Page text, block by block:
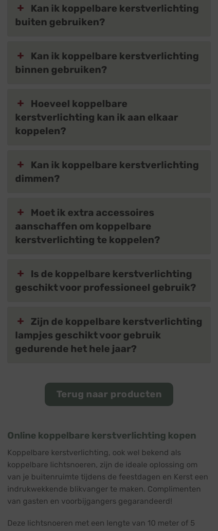
Kan ik koppelbare kerstverlichting
buiten gebruiken?
Kan ik koppelbare kerstverlichting
binnen gebruiken?
Hoeveel koppelbare
kerstverlichting kan ik aan elkaar
koppelen?
Kan ik koppelbare kerstverlichting
dimmen?
Moet ik extra accessoires
aanschaffen om koppelbare
kerstverlichting te koppelen?
Is de koppelbare kerstverlichting
geschikt voor professioneel gebruik?
Zijn de koppelbare kerstverlichting
lampjes geschikt voor gebruik
gedurende het hele jaar?
Terug naar producten
Online koppelbare kerstverlichting kopen
Koppelbare kerstverlichting, ook wel bekend als
koppelbare lichtsnoeren, zijn de ideale oplossing om
van je buitenruimte tijdens de feestdagen en Kerst een
indrukwekkende blikvanger te maken. Complimenten
van gasten en voorbijgangers gegarandeerd!
Deze lichtsnoeren met een lengte van 10 meter of 5